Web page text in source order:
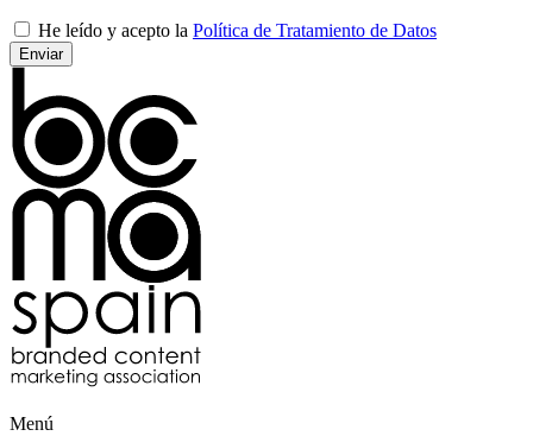
He leído y acepto la Política de Tratamiento de Datos
Menú